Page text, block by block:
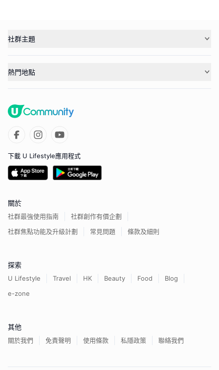
社群主題
熱門地點
下載 U Lifestyle應用程式
關於
社群最強使用指南
社群創作有價企劃
社群焦點功能及升級計劃
常見問題 條款及細則
探索
U Lifestyle Travel HK Beauty Food
Blog
e-zone
其他
關於我們 免責聲明 使用條款 私隱政策 聯絡我們